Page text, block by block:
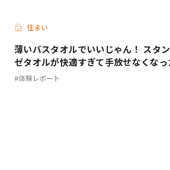
住まい
薄いバスタオルでいいじゃん！ スタ
ゼタオルが快適すぎて手放せなくなっ
体験レポート